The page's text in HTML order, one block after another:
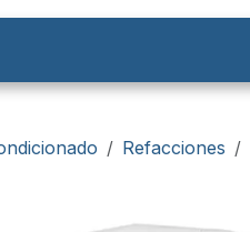
Refacciones